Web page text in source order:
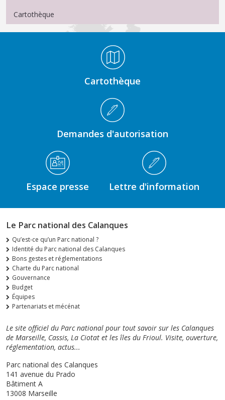
Cartothèque
Cartothèque
Demandes d'autorisation
Espace presse Lettre d'information
Le Parc national des Calanques
Qu’est-ce qu’un Parc national ?
Identité du Parc national des Calanques
Bons gestes et réglementations
Charte du Parc national
Gouvernance
Budget
Équipes
Partenariats et mécénat
Le site officiel du Parc national pour tout savoir sur les Calanques
de Marseille, Cassis, La Ciotat et les îles du Frioul. Visite, ouverture,
réglementation, actus...
Parc national des Calanques
141 avenue du Prado
Bâtiment A
13008 Marseille